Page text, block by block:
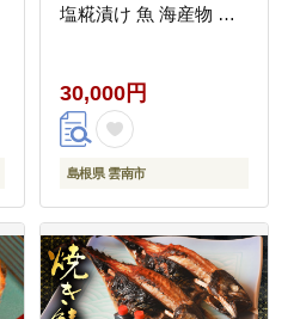
塩糀漬け 魚 海産物 美
魚店 [AICQ004]
30,000円
島根県 雲南市